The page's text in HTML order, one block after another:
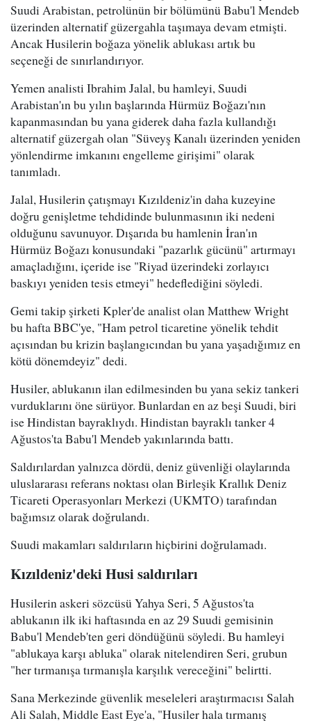
Suudi Arabistan, petrolünün bir bölümünü Babu'l Mendeb
üzerinden alternatif güzergahla taşımaya devam etmişti.
Ancak Husilerin boğaza yönelik ablukası artık bu
seçeneği de sınırlandırıyor.
Yemen analisti Ibrahim Jalal, bu hamleyi, Suudi
Arabistan'ın bu yılın başlarında Hürmüz Boğazı'nın
kapanmasından bu yana giderek daha fazla kullandığı
alternatif güzergah olan "Süveyş Kanalı üzerinden yeniden
yönlendirme imkanını engelleme girişimi" olarak
tanımladı.
Jalal, Husilerin çatışmayı Kızıldeniz'in daha kuzeyine
doğru genişletme tehdidinde bulunmasının iki nedeni
olduğunu savunuyor. Dışarıda bu hamlenin İran'ın
Hürmüz Boğazı konusundaki "pazarlık gücünü" artırmayı
amaçladığını, içeride ise "Riyad üzerindeki zorlayıcı
baskıyı yeniden tesis etmeyi" hedeflediğini söyledi.
Gemi takip şirketi Kpler'de analist olan Matthew Wright
bu hafta BBC'ye, "Ham petrol ticaretine yönelik tehdit
açısından bu krizin başlangıcından bu yana yaşadığımız en
kötü dönemdeyiz" dedi.
Husiler, ablukanın ilan edilmesinden bu yana sekiz tankeri
vurduklarını öne sürüyor. Bunlardan en az beşi Suudi, biri
ise Hindistan bayraklıydı. Hindistan bayraklı tanker 4
Ağustos'ta Babu'l Mendeb yakınlarında battı.
Saldırılardan yalnızca dördü, deniz güvenliği olaylarında
uluslararası referans noktası olan Birleşik Krallık Deniz
Ticareti Operasyonları Merkezi (UKMTO) tarafından
bağımsız olarak doğrulandı.
Suudi makamları saldırıların hiçbirini doğrulamadı.
Kızıldeniz'deki Husi saldırıları
Husilerin askeri sözcüsü Yahya Seri, 5 Ağustos'ta
ablukanın ilk iki haftasında en az 29 Suudi gemisinin
Babu'l Mendeb'ten geri döndüğünü söyledi. Bu hamleyi
"ablukaya karşı abluka" olarak nitelendiren Seri, grubun
"her tırmanışa tırmanışla karşılık vereceğini" belirtti.
Sana Merkezinde güvenlik meseleleri araştırmacısı Salah
Ali Salah, Middle East Eye'a, "Husiler hala tırmanış